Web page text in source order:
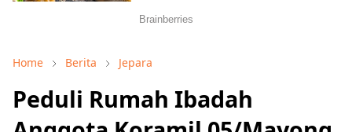
Home Berita Jepara
Peduli Rumah Ibadah